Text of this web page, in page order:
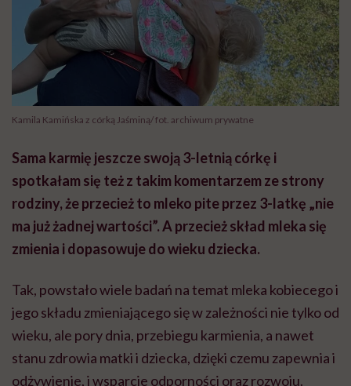
Kamila Kamińska z córką Jaśminą/ fot. archiwum prywatne
Sama karmię jeszcze swoją 3-letnią córkę i
spotkałam się też z takim komentarzem ze strony
rodziny, że przecież to mleko pite przez 3-latkę „nie
ma już żadnej wartości”. A przecież skład mleka się
zmienia i dopasowuje do wieku dziecka.
Tak, powstało wiele badań na temat mleka kobiecego i
jego składu zmieniającego się w zależności nie tylko od
wieku, ale pory dnia, przebiegu karmienia, a nawet
stanu zdrowia matki i dziecka, dzięki czemu zapewnia i
odżywienie, i wsparcie odporności oraz rozwoju.